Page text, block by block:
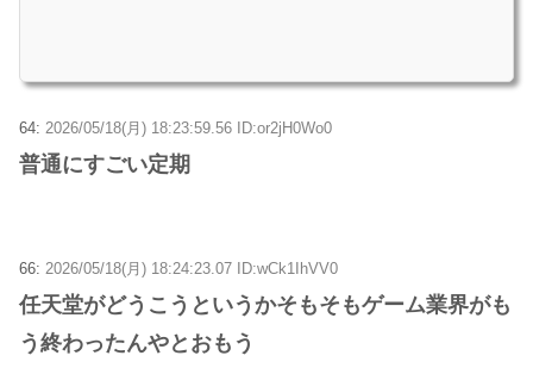
64: 2026/05/18(月) 18:23:59.56 ID:or2jH0Wo0
普通にすごい定期
66: 2026/05/18(月) 18:24:23.07 ID:wCk1IhVV0
任天堂がどうこうというかそもそもゲーム業界がも
う終わったんやとおもう